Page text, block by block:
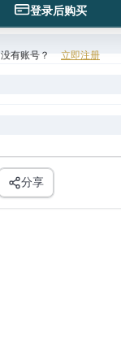
登录后购买
没有账号？ 立即注册
分享